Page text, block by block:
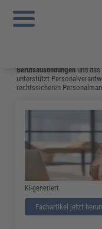
Sie sind hier:
Ausnahmen
Berufsausbildungen und das
unterstützt
rechtssicheren
KI-generiert
Fachartikel jetzt